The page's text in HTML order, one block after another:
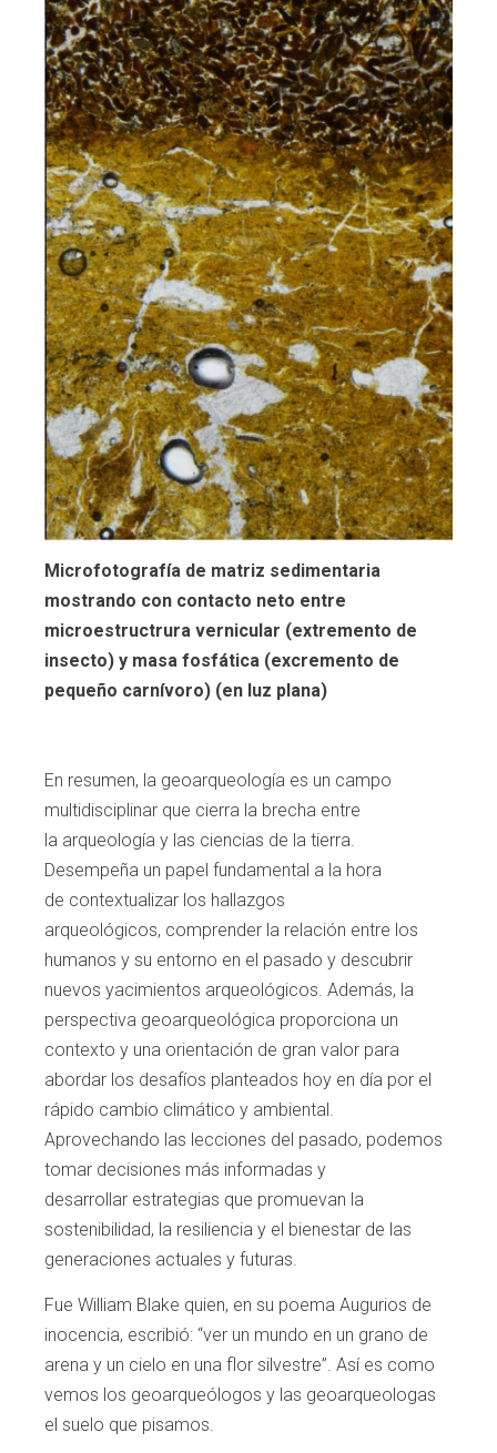
Microfotografía de matriz sedimentaria
mostrando con contacto neto entre
microestructrura vernicular (extremento de
insecto) y masa fosfática (excremento de
pequeño carnívoro) (en luz plana)
En resumen, la geoarqueología es un campo
multidisciplinar que cierra la brecha entre
la arqueología y las ciencias de la tierra.
Desempeña un papel fundamental a la hora
de contextualizar los hallazgos
arqueológicos, comprender la relación entre los
humanos y su entorno en el pasado y descubrir
nuevos yacimientos arqueológicos. Además, la
perspectiva geoarqueológica proporciona un
contexto y una orientación de gran valor para
abordar los desafíos planteados hoy en día por el
rápido cambio climático y ambiental.
Aprovechando las lecciones del pasado, podemos
tomar decisiones más informadas y
desarrollar estrategias que promuevan la
sostenibilidad, la resiliencia y el bienestar de las
generaciones actuales y futuras.
Fue William Blake quien, en su poema Augurios de
inocencia, escribió: “ver un mundo en un grano de
arena y un cielo en una flor silvestre”. Así es como
vemos los geoarqueólogos y las geoarqueologas
el suelo que pisamos.